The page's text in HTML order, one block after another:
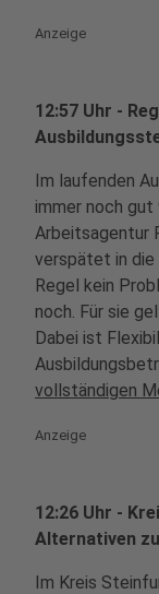
Anzeige
12:57 Uhr -
Im laufenden
immer noch
Arbeitsagentur
verspätet in die
Regel kein
noch. Für sie
Dabei ist
vollständigen
Anzeige
12:26 Uhr -
Alternativen
Im Kreis